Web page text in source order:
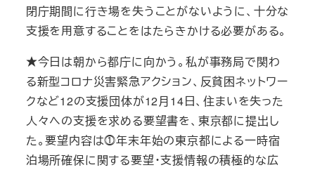
閉庁期間に行き場を失うことがないように、十分な
支援を用意することをはたらきかける必要がある。
★今日は朝から都庁に向かう。私が事務局で関わ
る新型コロナ災害緊急アクション、反貧困ネットワー
クなど12の支援団体が12月14日、住まいを失った
人々への支援を求める要望書を、東京都に提出し
た。要望内容は⓵年末年始の東京都による一時宿
泊場所確保に関する要望・支援情報の積極的な広